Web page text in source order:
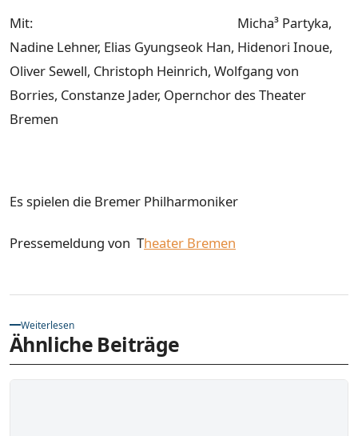
Mit: Micha³ Partyka,
Nadine Lehner, Elias Gyungseok Han, Hidenori Inoue,
Oliver Sewell, Christoph Heinrich, Wolfgang von
Borries, Constanze Jader, Opernchor des Theater
Bremen
Es spielen die Bremer Philharmoniker
Pressemeldung von Theater Bremen
Weiterlesen
Ähnliche Beiträge